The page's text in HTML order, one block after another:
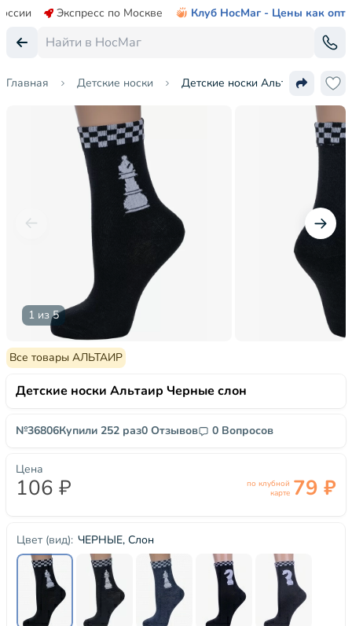
Экспресс по Москве Клуб НосМаг - Цены как опт
Главная Детские носки Детские носки Альтаир
1 из 5
Все товары АЛЬТАИР
Детские носки Альтаир Черные слон
№36806Купили 252 раз0 Отзывов 0 Вопросов
Цвет (вид): ЧЕРНЫЕ, Слон
Цена
106 ₽
по клубной
карте 79 ₽